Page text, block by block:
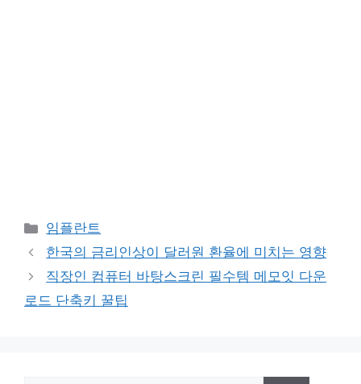
카
테
리
임플란트
한국의 금리인상이 달러원 환율에 미치는 영향
직장인 컴퓨터 바탕스크린 필수템 메모잇 다운
로드 단축키 꿀팁